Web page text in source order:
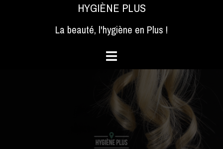
HYGIÈNE PLUS
La beauté, l'hygiène en Plus !